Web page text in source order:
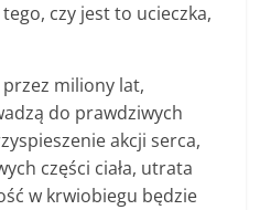
czy jest to ucieczka,
miliony lat,
do prawdziwych
akcji serca,
części ciała, utrata
w krwiobiegu będzie